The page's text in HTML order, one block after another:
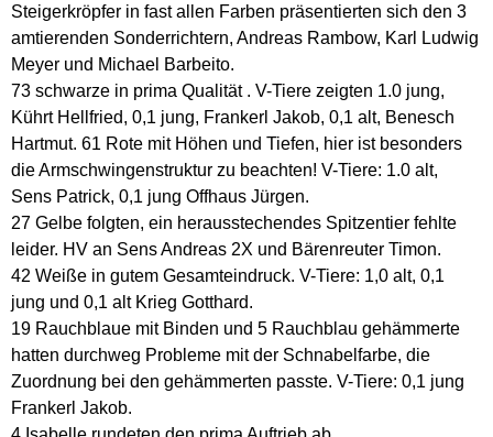
Kontakt
Datenschutzerklärung
Impressum
Steigerkröpfer in fast allen Farben präsentierten sich den 3
amtierenden Sonderrichtern, Andreas Rambow, Karl Ludwig
Meyer und Michael Barbeito.
73 schwarze in prima Qualität . V-Tiere zeigten 1.0 jung,
Kührt Hellfried, 0,1 jung, Frankerl Jakob, 0,1 alt, Benesch
Hartmut. 61 Rote mit Höhen und Tiefen, hier ist besonders
die Armschwingenstruktur zu beachten! V-Tiere: 1.0 alt,
Sens Patrick, 0,1 jung Offhaus Jürgen.
27 Gelbe folgten, ein herausstechendes Spitzentier fehlte
leider. HV an Sens Andreas 2X und Bärenreuter Timon.
42 Weiße in gutem Gesamteindruck. V-Tiere: 1,0 alt, 0,1
jung und 0,1 alt Krieg Gotthard.
19 Rauchblaue mit Binden und 5 Rauchblau gehämmerte
hatten durchweg Probleme mit der Schnabelfarbe, die
Zuordnung bei den gehämmerten passte. V-Tiere: 0,1 jung
Frankerl Jakob.